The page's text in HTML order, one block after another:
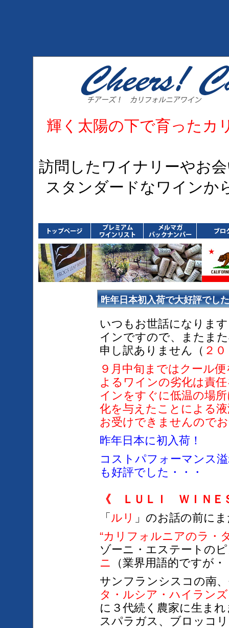
輝く太陽の下で育ったカ
訪問したワイナリーやお
スタンダードなワインか
昨年日本初入荷で大好評でし
いつもお世話になりま
インですので、またま
申し訳ありません（ ２
９月中旬まではクール
よるワインの劣化は責
インをすぐに低温の場
化を与えたことによる
お受けできませんので
昨年日本に初入荷！
コストパフォーマンス
も好評でした・・・
《 ＬＵＬＩ ＷＩＮ
「 ルリ 」のお話の前に
“カリフォルニアのラ・
ゾーニ・エステートの
ニ
（業界用語的ですが
サンフランシスコの南
タ・ルシア・ハイランズ
に３代続く農家に生ま
スパラガス、ブロッコ